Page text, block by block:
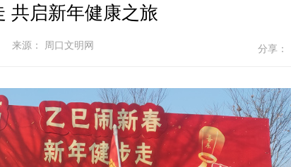
共启新年健康之旅
来源： 周口文明网 分享：